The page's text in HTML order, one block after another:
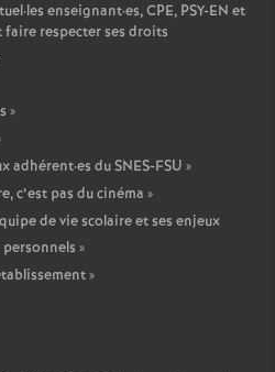
·les enseignant·es, CPE, PSY-EN et
respecter ses droits
»
adhérent·es du SNES-FSU »
c’est pas du cinéma »
de vie scolaire et ses enjeux
»
»